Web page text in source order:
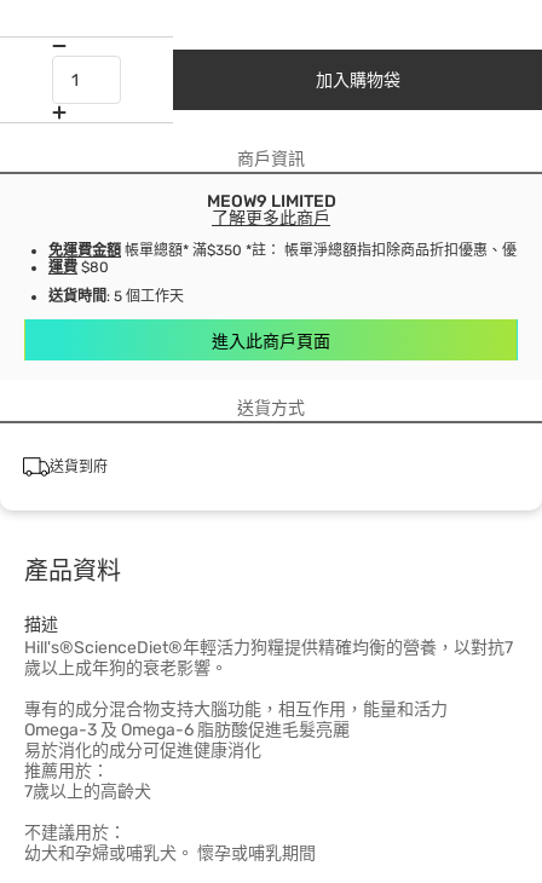
加入購物袋
商戶資訊
MEOW9 LIMITED
了解更多此商戶
免運費金額 帳單總額* 滿$350 *註： 帳單淨總額指扣除商品折扣優惠、優惠
運費 $80
送貨時間: 5 個工作天
進入此商戶頁面
送貨方式
送貨到府
產品資料
描述
Hill's®ScienceDiet®年輕活力狗糧提供精確均衡的營養，以對抗7
歲以上成年狗的衰老影響。
專有的成分混合物支持大腦功能，相互作用，能量和活力
Omega-3 及 Omega-6 脂肪酸促進毛髮亮麗
易於消化的成分可促進健康消化
推薦用於：
7歲以上的高齡犬
不建議用於：
幼犬和孕婦或哺乳犬。 懷孕或哺乳期間